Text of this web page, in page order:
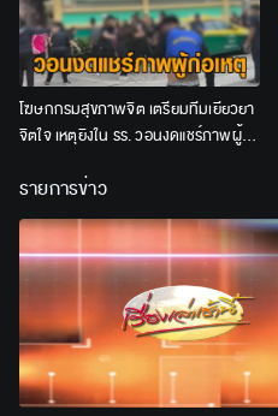
โฆษกกรมสุขภาพจิต เตรียมทีมเยียวยา
จิตใจ เหตุยิงใน รร. วอนงดแชร์ภาพผู้
รายการข่าว